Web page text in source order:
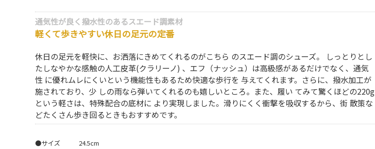
通気性が良く撥水性のあるスエード調素材
軽くて歩きやすい休日の足元の定番
休日の足元を軽快に、お洒落にきめてくれるのがこちら のスエード調のシューズ。 しっとりとし
たしなやかな感触の人工皮革(クラリーノ) 、エフ（ナッシュ）は高級感があるだけでなく、通気
性 に優れムレにくいという機能性もあるため快適な歩行を 与えてくれます。さらに、撥水加工が
施されており、少 しの雨なら弾いてくれるのも嬉しいところ。また、履い てみて驚くほどの220g
という軽さは、特殊配合の底材に より実現しました。滑りにくく衝撃を吸収するから、街 散策な
どたくさん歩き回るときもおすすめです。
●サイズ
24.5cm